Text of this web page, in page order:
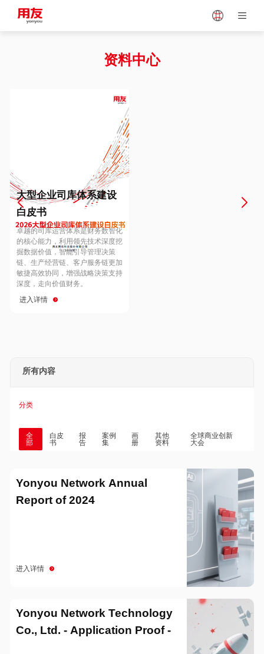
Vietnam
Europe
Hungary
Hong Kong
资料中心
大型企业司库体系建设
白皮书
卓越的司库运营体系是财务数智化
的核心能力，利用领先技术深度挖
掘数据价值，智能引导管理决策
链、生产经营链、客户服务链更加
敏捷高效协同，增强战略決策支持
深度，走向价值财务。
进入详情
所有内容
分类
全
部
白皮
书
报
告
案例
集
画
册
其他
资料
全球商业创新
大会
Yonyou Network Annual
Report of 2024
进入详情
Yonyou Network Technology
Co., Ltd. - Application Proof -